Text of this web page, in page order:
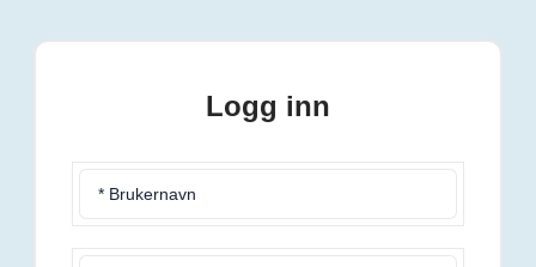
Logg inn
* Brukernavn